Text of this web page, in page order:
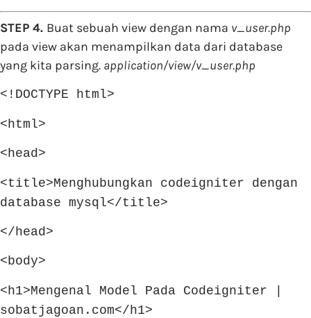
STEP 4. Buat sebuah view dengan nama v_user.php
pada view akan menampilkan data dari database
yang kita parsing. application/view/v_user.php
<!DOCTYPE html>
<html>
<head>
<title>Menghubungkan codeigniter dengan
database mysql</title>
</head>
<body>
<h1>Mengenal Model Pada Codeigniter |
sobatjagoan.com</h1>